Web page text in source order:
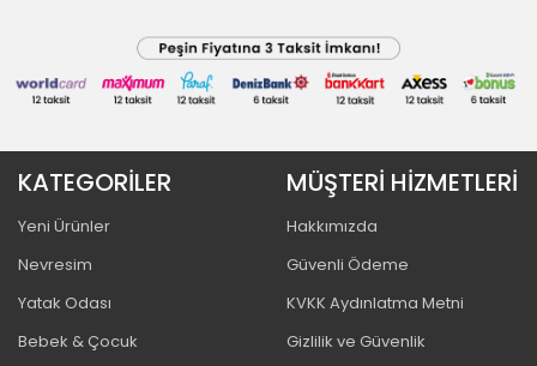
KATEGORİLER
Yeni Ürünler
Nevresim
Yatak Odası
Bebek & Çocuk
MÜŞTERİ HİZMETLERİ
Hakkımızda
Güvenli Ödeme
KVKK Aydınlatma Metni
Gizlilik ve Güvenlik